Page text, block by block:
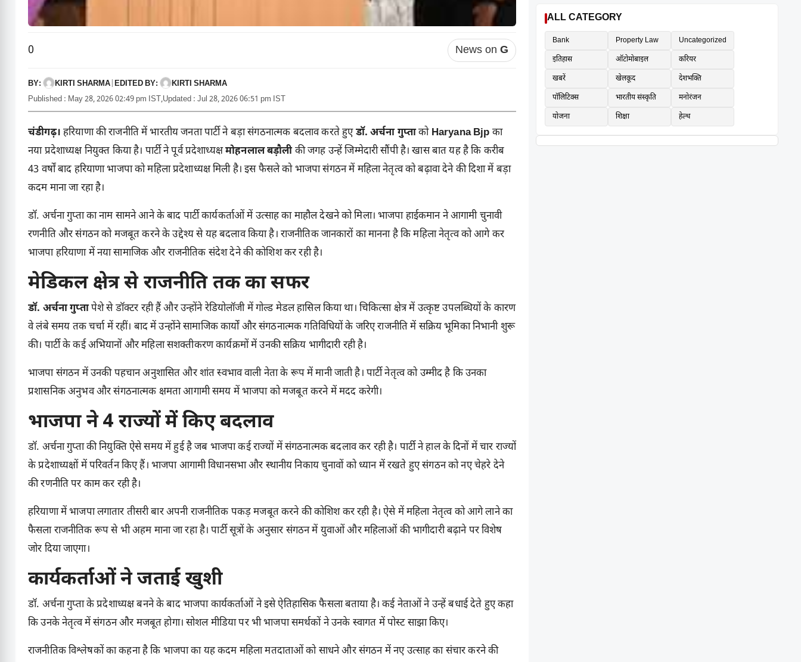
0 News onG
BY: KIRTI SHARMA EDITED BY:
KIRTI SHARMA
Published : May 28, 2026 02:49 pm IST,Updated : Jul 28, 2026 06:51 pm IST
चंडीगढ़। हरियाणा की राजनीति में भारतीय जनता पार्टी ने बड़ा संगठनात्मक बदलाव करते हुएडॉ. अर्चना गुप्ताको Haryana Bjp का
नया प्रदेशाध्यक्ष नियुक्त किया है। पार्टी ने पूर्व प्रदेशाध्यक्षमोहनलाल बड़ौलीकी जगह उन्हें जिम्मेदारी सौंपी है। खास बात यह है कि करीब
43 वर्षों बाद हरियाणा भाजपा को महिला प्रदेशाध्यक्ष मिली है। इस फैसले को भाजपा संगठन में महिला नेतृत्व को बढ़ावा देने की दिशा में बड़ा
कदम माना जा रहा है।
डॉ. अर्चना गुप्ता का नाम सामने आने के बाद पार्टी कार्यकर्ताओं में उत्साह का माहौल देखने को मिला। भाजपा हाईकमान ने आगामी चुनावी
रणनीति और संगठन को मजबूत करने के उद्देश्य से यह बदलाव किया है। राजनीतिक जानकारों का मानना है कि महिला नेतृत्व को आगे कर
भाजपा हरियाणा में नया सामाजिक और राजनीतिक संदेश देने की कोशिश कर रही है।
मेडिकल क्षेत्र से राजनीति तक का सफर
डॉ. अर्चना गुप्तापेशे से डॉक्टर रही हैं और उन्होंने रेडियोलॉजी में गोल्ड मेडल हासिल किया था। चिकित्सा क्षेत्र में उत्कृष्ट उपलब्धियों के कारण
वे लंबे समय तक चर्चा में रहीं। बाद में उन्होंने सामाजिक कार्यों और संगठनात्मक गतिविधियों के जरिए राजनीति में सक्रिय भूमिका निभानी शुरू
की। पार्टी के कई अभियानों और महिला सशक्तीकरण कार्यक्रमों में उनकी सक्रिय भागीदारी रही है।
भाजपा संगठन में उनकी पहचान अनुशासित और शांत स्वभाव वाली नेता के रूप में मानी जाती है। पार्टी नेतृत्व को उम्मीद है कि उनका
प्रशासनिक अनुभव और संगठनात्मक क्षमता आगामी समय में भाजपा को मजबूत करने में मदद करेगी।
भाजपा ने 4 राज्यों में किए बदलाव
डॉ. अर्चना गुप्ता की नियुक्ति ऐसे समय में हुई है जब भाजपा कई राज्यों में संगठनात्मक बदलाव कर रही है। पार्टी ने हाल के दिनों में चार राज्यों
के प्रदेशाध्यक्षों में परिवर्तन किए हैं। भाजपा आगामी विधानसभा और स्थानीय निकाय चुनावों को ध्यान में रखते हुए संगठन को नए चेहरे देने
की रणनीति पर काम कर रही है।
हरियाणा में भाजपा लगातार तीसरी बार अपनी राजनीतिक पकड़ मजबूत करने की कोशिश कर रही है। ऐसे में महिला नेतृत्व को आगे लाने का
फैसला राजनीतिक रूप से भी अहम माना जा रहा है। पार्टी सूत्रों के अनुसार संगठन में युवाओं और महिलाओं की भागीदारी बढ़ाने पर विशेष
जोर दिया जाएगा।
कार्यकर्ताओं ने जताई खुशी
डॉ. अर्चना गुप्ता के प्रदेशाध्यक्ष बनने के बाद भाजपा कार्यकर्ताओं ने इसे ऐतिहासिक फैसला बताया है। कई नेताओं ने उन्हें बधाई देते हुए कहा
कि उनके नेतृत्व में संगठन और मजबूत होगा। सोशल मीडिया पर भी भाजपा समर्थकों ने उनके स्वागत में पोस्ट साझा किए।
राजनीतिक विश्लेषकों का कहना है कि भाजपा का यह कदम महिला मतदाताओं को साधने और संगठन में नए उत्साह का संचार करने की
ALL CATEGORY
Bank Property Law
Uncategorized
इतिहास
ऑटोमोबाइल
करियर
खबरें
खेलकूद
देशभक्ति
पॉलिटिक्स
भारतीय संस्कृति
मनोरंजन
योजना
शिक्षा हेल्थ